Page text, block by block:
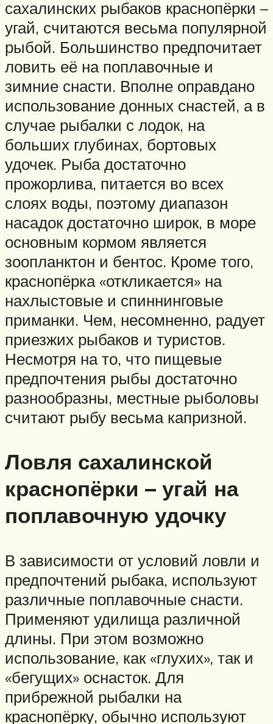
сахалинских рыбаков краснопёрки –
угай, считаются весьма популярной
рыбой. Большинство предпочитает
ловить её на поплавочные и
зимние снасти. Вполне оправдано
использование донных снастей, а в
случае рыбалки с лодок, на
больших глубинах, бортовых
удочек. Рыба достаточно
прожорлива, питается во всех
слоях воды, поэтому диапазон
насадок достаточно широк, в море
основным кормом является
зоопланктон и бентос. Кроме того,
краснопёрка «откликается» на
нахлыстовые и спиннинговые
приманки. Чем, несомненно, радует
приезжих рыбаков и туристов.
Несмотря на то, что пищевые
предпочтения рыбы достаточно
разнообразны, местные рыболовы
считают рыбу весьма капризной.
Ловля сахалинской
краснопёрки – угай на
поплавочную удочку
В зависимости от условий ловли и
предпочтений рыбака, используют
различные поплавочные снасти.
Применяют удилища различной
длины. При этом возможно
использование, как «глухих», так и
«бегущих» оснасток. Для
прибрежной рыбалки на
краснопёрку, обычно используют